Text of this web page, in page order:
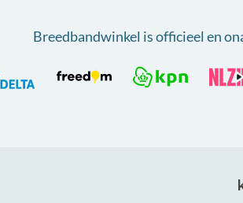
Breedbandwinkel is officieel en